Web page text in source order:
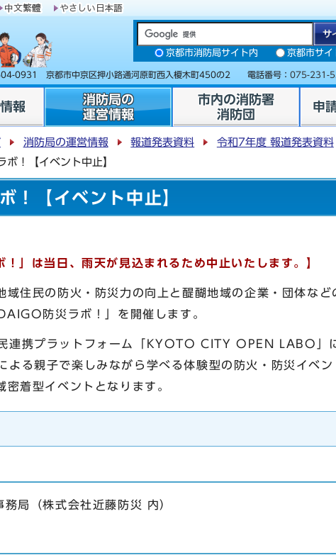
京都市消防局サイト内 京都市サイ
0931 京都市中京区押小路通河原町西入榎木町450の2 電話番号： 075-231-
報
消防局の
運営情報
市内の消防署
消防団
申
消防局の運営情報 報道発表資料
令和7年度 報道発表資料
ボ！【イベント中止】
！【イベント中止】
」は当日、雨天が見込まれるため中止いたします。】
住民の防火・防災力の向上と醍醐地域の企業・団体など
防災ラボ！」を開催します。
連携プラットフォーム「KYOTO CITY OPEN LABO」
よる親子で楽しみながら学べる体験型の防火・防災イベ
着型イベントとなります。
局（株式会社近藤防災 内）